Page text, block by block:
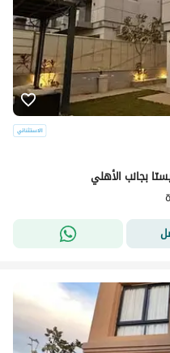
بجانب الأهلي